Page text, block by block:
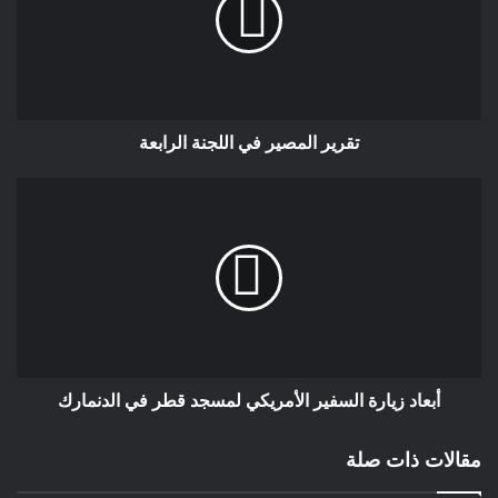
وأجيب على أسئلتهم واستفساراتهم
وأقدم لهم المعلومات التي يحتاجون إليها
اللغة الطبيعية مثل الترجمة والمراسلة
للمستخدمين من خلال استخدام التقنيات
الحديثة في مجال الذكاء الاصطناعي
جبت؟
تقرير المصير في اللجنة الرابعة
أبعاد زيارة السفير الأمريكي لمسجد قطر في الدنمارك
مقالات ذات صلة